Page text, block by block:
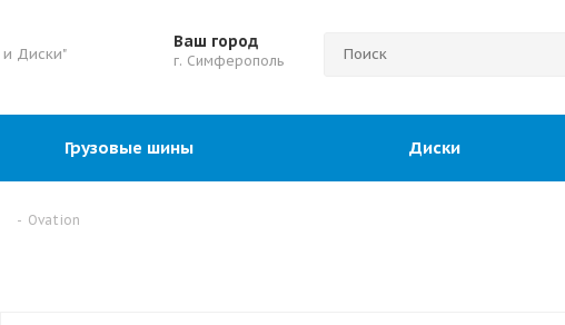
Диски"
Ваш город
г. Симферополь
Грузовые шины Диски
- Ovation